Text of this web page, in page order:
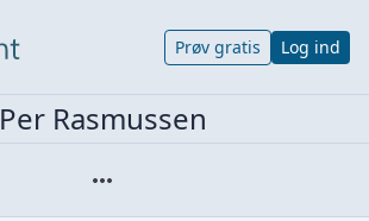
Prøv gratis Log ind
Per Rasmussen